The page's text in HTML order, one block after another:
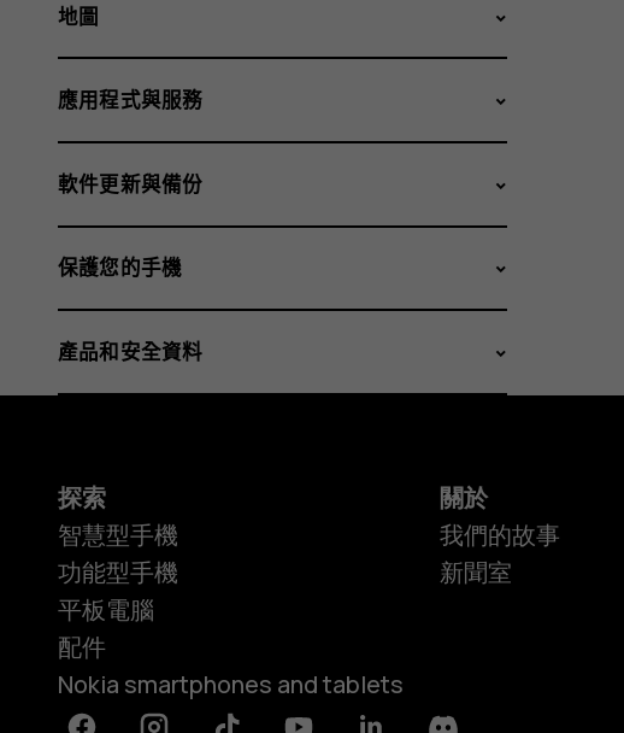
地圖
應用程式與服務
軟件更新與備份
保護您的手機
產品和安全資料
探索
智慧型手機
功能型手機
平板電腦
配件
Nokia smartphones and tablets
關於
我們的故事
新聞室